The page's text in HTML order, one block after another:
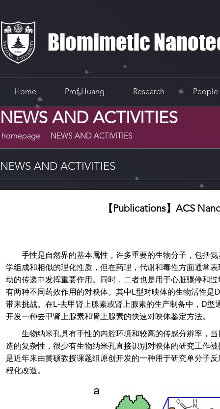
Home Prof.Huang Research People
NEWS AND ACTIVITIES
homepage NEWS AND ACTIVITIES
NEWS AND ACTIVITIES
【Publications】ACS
手性是自然界的基本属性，许多重要的生物分子，包括
学组成和相似的理化性质，但在药理，代谢和毒性方面通常
动的传递中发挥重要作用。同时，二者也是用于心脏骤停和
有两种不同药效作用的对映体。其中 L型对映体的生物活性是D
带来挑战。在 L-去甲肾上腺素或肾上腺素的生产制备中， D型
开发一种去甲肾上腺素和肾上腺素的快速对映体鉴定方法。
生物纳米孔具有手性的内腔环境和较高的传感分辨率，
造的复杂性，很少有生物纳米孔直接识别对映体的研究工作
是近年来由黄硕教授课题组原创开发的一种用于研究单分子
程化改造。